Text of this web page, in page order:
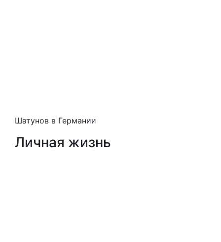
Шатунов в Германии
Личная жизнь